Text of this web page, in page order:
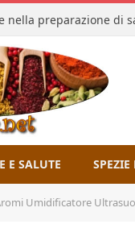
nella preparazione di
E SALUTE
Umidificatore Ultrasuoni 600ML